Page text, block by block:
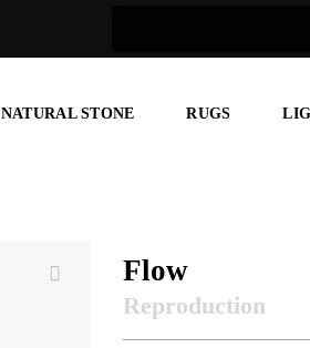
NATURAL STONE RUGS
Flow